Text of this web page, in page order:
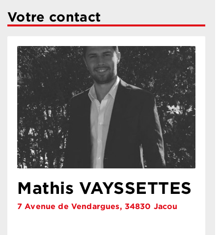
Votre contact
Mathis VAYSSETTES
7 Avenue de Vendargues, 34830 Jacou